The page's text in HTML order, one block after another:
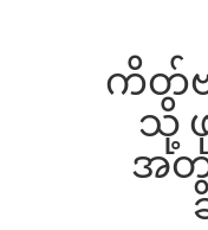
ကိတ်ဗ
သို့ ဖု
အတွ